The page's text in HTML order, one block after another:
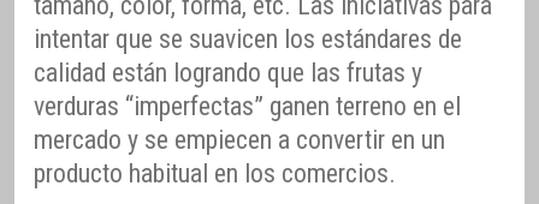
intentar que se suavicen los estándares de
calidad están logrando que las frutas y
verduras “imperfectas” ganen terreno en el
mercado y se empiecen a convertir en un
producto habitual en los comercios.